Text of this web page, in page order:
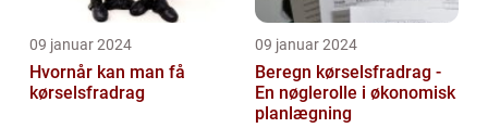
09 januar 2024
Hvornår kan man få
kørselsfradrag
09 januar 2024
Beregn kørselsfradrag -
En nøglerolle i økonomisk
planlægning